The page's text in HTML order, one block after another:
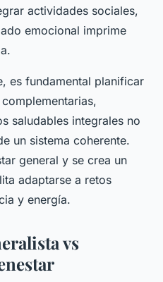
actividades sociales,
emocional imprime
es fundamental planificar
saludables integrales no
un sistema coherente.
general y se crea un
adaptarse a retos
y energía.
vs